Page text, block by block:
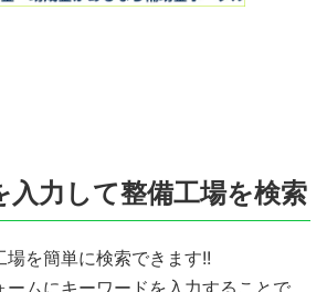
入力して整備工場を検索
場を簡単に検索できます!!